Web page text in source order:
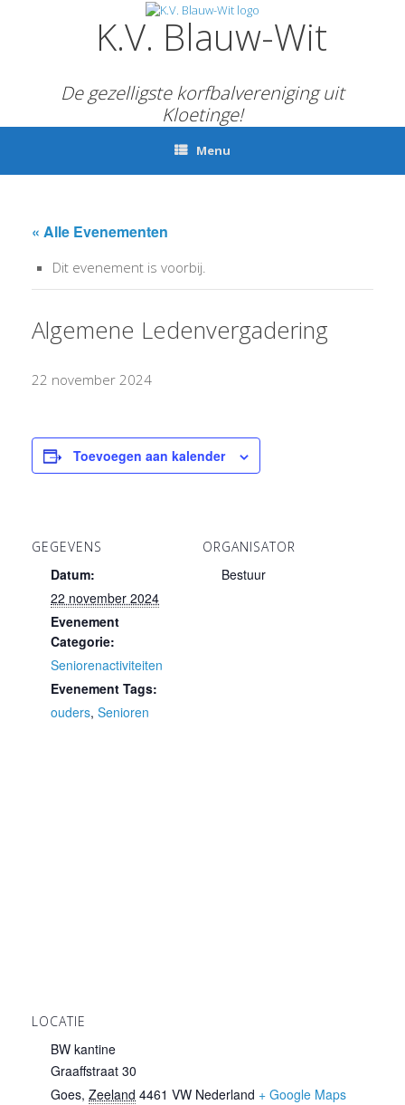
K.V. Blauw-Wit
De gezelligste korfbalvereniging uit
Kloetinge!
Menu
« Alle Evenementen
Dit evenement is voorbij.
Algemene Ledenvergadering
22 november 2024
Toevoegen aan kalender
GEGEVENS
Datum:
22 november 2024
Evenement
Categorie:
Seniorenactiviteiten
Evenement Tags:
ouders, Senioren
ORGANISATOR
Bestuur
LOCATIE
BW kantine
Graaffstraat 30
Goes, Zeeland 4461 VW Nederland + Google Maps